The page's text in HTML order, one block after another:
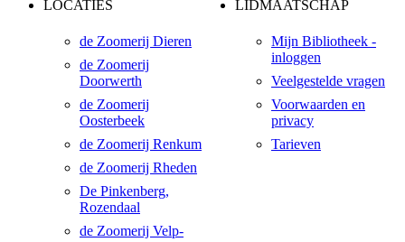
LOCATIES
de Zoomerij Dieren
de Zoomerij
Doorwerth
de Zoomerij
Oosterbeek
de Zoomerij Renkum
de Zoomerij Rheden
De Pinkenberg,
Rozendaal
de Zoomerij Velp-
LIDMAATSCHAP
Mijn Bibliotheek -
inloggen
Veelgestelde vragen
Voorwaarden en
privacy
Tarieven